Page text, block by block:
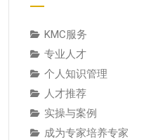
KMC服务
专业人才
个人知识管理
人才推荐
实操与案例
成为专家培养专家